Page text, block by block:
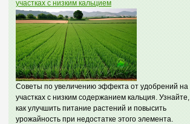
участках с низким кальцием
Советы по увеличению эффекта от удобрений на
участках с низким содержанием кальция. Узнайте,
как улучшить питание растений и повысить
урожайность при недостатке этого элемента.